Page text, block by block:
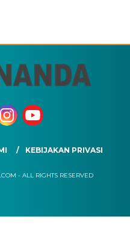
KEBIJAKAN PRIVASI
- ALL RIGHTS RESERVED